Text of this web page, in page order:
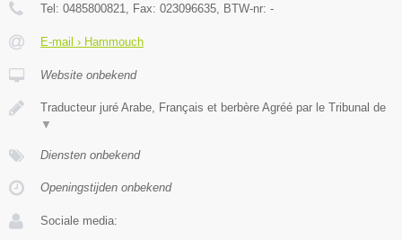
Tel: 0485800821 , Fax: 023096635 , BTW-nr: -
E-mail › Hammouch
Website onbekend
Traducteur juré Arabe, Français et berbère Agréé par le Tribunal de
▼
Diensten onbekend
Openingstijden onbekend
Sociale media: